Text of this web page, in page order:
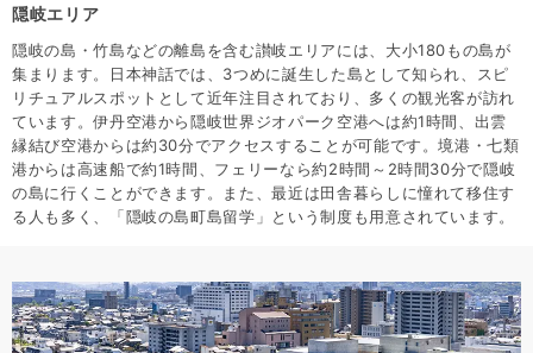
隠岐エリア
隠岐の島・竹島などの離島を含む讃岐エリアには、大小180もの島が
集まります。日本神話では、3つめに誕生した島として知られ、スピ
リチュアルスポットとして近年注目されており、多くの観光客が訪れ
ています。伊丹空港から隠岐世界ジオパーク空港へは約1時間、出雲
縁結び空港からは約30分でアクセスすることが可能です。境港・七類
港からは高速船で約1時間、フェリーなら約2時間～2時間30分で隠岐
の島に行くことができます。また、最近は田舎暮らしに憧れて移住す
る人も多く、「隠岐の島町島留学」という制度も用意されています。